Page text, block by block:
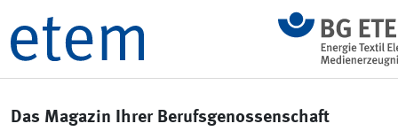
Das Magazin Ihrer Berufsgenossenschaft